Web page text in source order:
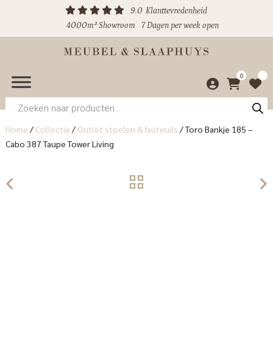
9.0 Klanttevredenheid
4000m² Showroom
7 Dagen per week open
0
Producten
zoeken
Home / Collectie / Outlet stoelen & fauteuils /Toro Bankje 185 –
Cabo 387 Taupe Tower Living